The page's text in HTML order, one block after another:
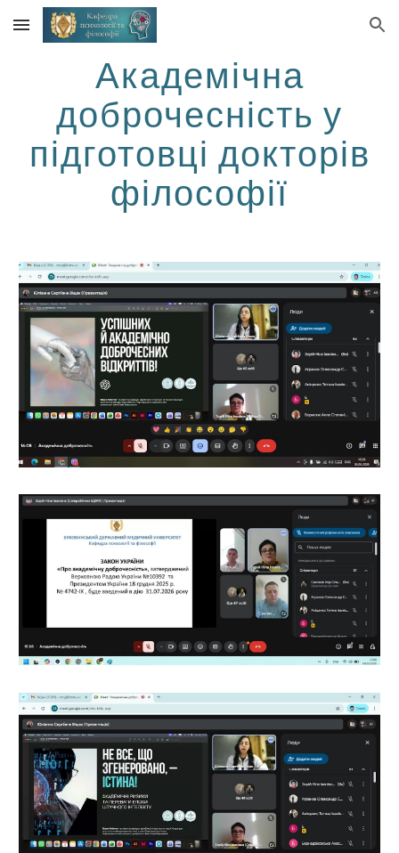
Skip to main content Skip to navigation
Академічна
доброчесність у
підготовці докторів
філософії